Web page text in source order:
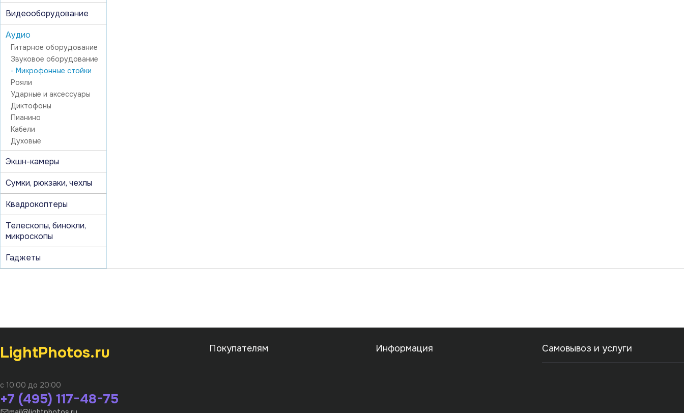
Видеооборудование
Аудио
Гитарное оборудование
Звуковое оборудование
- Микрофонные стойки
Рояли
Ударные и аксеcсуары
Диктофоны
Пианино
Кабели
Духовые
Экшн-камеры
Сумки, рюкзаки, чехлы
Квадрокоптеры
Телескопы, бинокли,
микроскопы
Гаджеты
LightPhotos.ru
с 10:00 до 20:00
+7 (495) 117-48-75
Покупателям Информация Самовывоз и услуги